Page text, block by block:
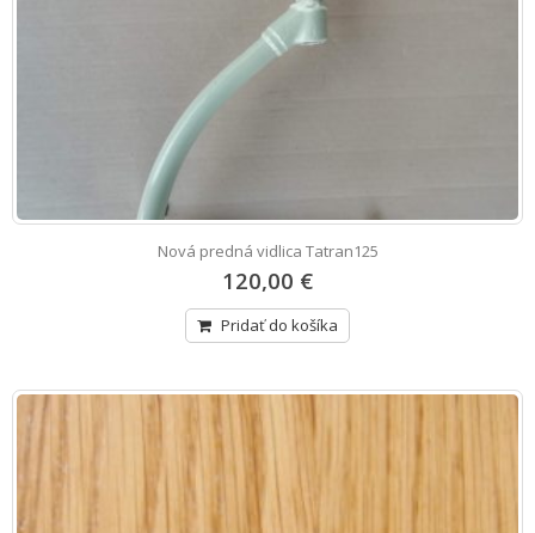
Nová predná vidlica Tatran125
120,00 €
Pridať do košíka